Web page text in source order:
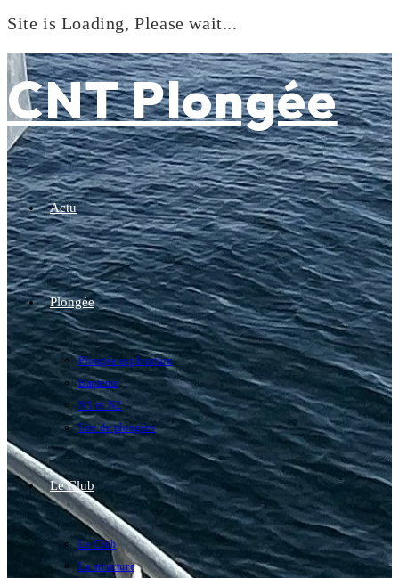
Site is Loading, Please wait...
to
content
CNT Plongée
Actu
Plongée
Plongée exploration
Baptême
N1 et N2
Site de plongées
Le Club
Le Club
La structure